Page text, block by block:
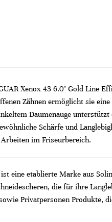
Xenox 43 6.0" Gold Line
Zähnen ermöglicht sie
Daumenauge
Schärfe und
im Friseurbereich.
ist eine etablierte Marke aus
die für ihre
Privatpersonen Produkte,